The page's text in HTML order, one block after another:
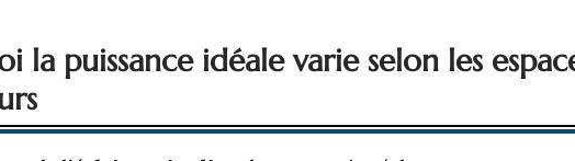
la puissance idéale varie selon les